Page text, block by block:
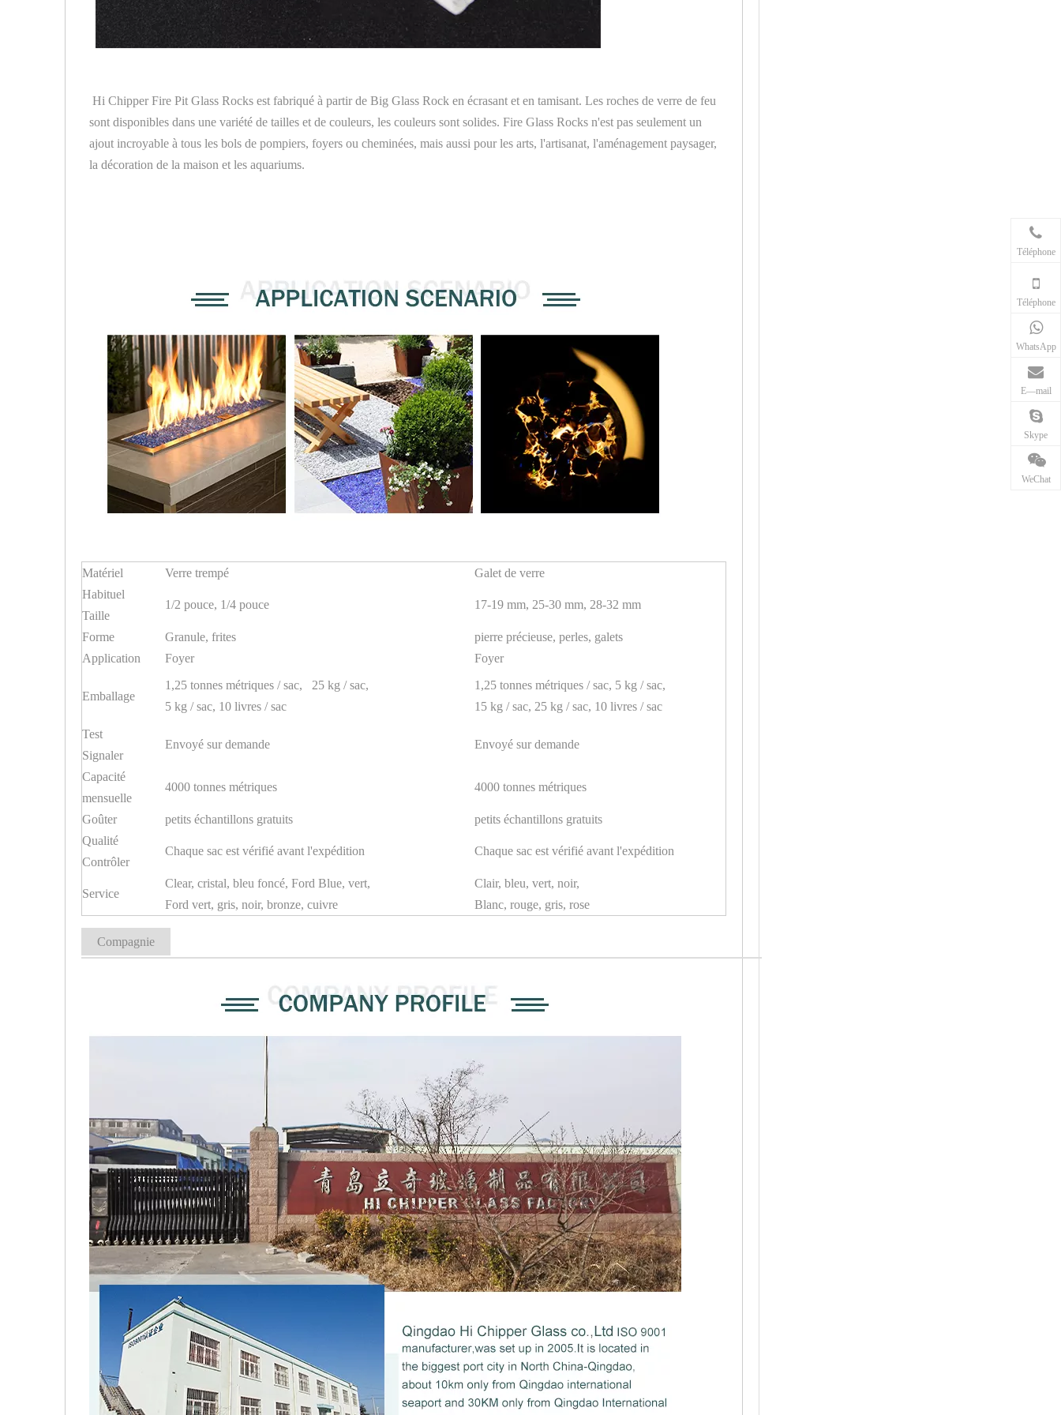
Hi Chipper Fire Pit Glass Rocks est fabriqué à partir de Big Glass Rock en écrasant et en tamisant. Les roches de verre de feu
sont disponibles dans une variété de tailles et de couleurs, les couleurs sont solides. Fire Glass Rocks n'est pas seulement un
ajout incroyable à tous les bols de pompiers, foyers ou cheminées, mais aussi pour les arts, l'artisanat, l'aménagement paysager,
la décoration de la maison et les aquariums.
Matériel Verre trempé
Galet de verre
Habituel
Taille
1/2 pouce, 1/4 pouce 17-19 mm, 25-30 mm, 28-32 mm
Forme Granule, frites
pierre précieuse, perles, galets
Application
Foyer Foyer
Emballage
1,25 tonnes métriques / sac, 25 kg / sac,
5 kg / sac, 10 livres / sac
1,25 tonnes métriques / sac, 5 kg / sac,
15 kg / sac, 25 kg / sac, 10 livres / sac
Test
Signaler
Envoyé sur demande Envoyé sur demande
Capacité
mensuelle
4000 tonnes métriques 4000 tonnes métriques
Goûter petits échantillons gratuits
petits échantillons gratuits
Qualité
Contrôler
Chaque sac est vérifié avant l'expédition Chaque sac est vérifié avant l'expédition
Service
Clear, cristal, bleu foncé, Ford Blue, vert,
Ford vert, gris, noir, bronze, cuivre
Clair, bleu, vert, noir,
Blanc, rouge, gris, rose
Compagnie
Téléphone
Téléphone
WhatsApp
E—mail
Skype
WeChat